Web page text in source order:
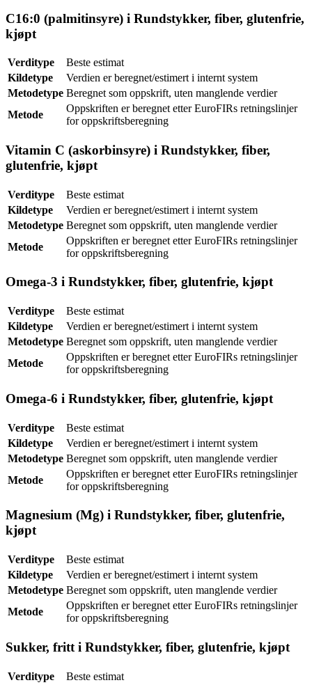
C16:0 (palmitinsyre) i Rundstykker, fiber, glutenfrie,
kjøpt
Verditype
Beste estimat
Kildetype
Verdien er beregnet/estimert i internt system
Metodetype Beregnet som oppskrift, uten manglende verdier
Metode
Oppskriften er beregnet etter EuroFIRs retningslinjer
for oppskriftsberegning
Vitamin C (askorbinsyre) i Rundstykker, fiber,
glutenfrie, kjøpt
Verditype
Beste estimat
Kildetype
Verdien er beregnet/estimert i internt system
Metodetype Beregnet som oppskrift, uten manglende verdier
Metode
Oppskriften er beregnet etter EuroFIRs retningslinjer
for oppskriftsberegning
Omega-3 i Rundstykker, fiber, glutenfrie, kjøpt
Verditype
Beste estimat
Kildetype
Verdien er beregnet/estimert i internt system
Metodetype Beregnet som oppskrift, uten manglende verdier
Metode
Oppskriften er beregnet etter EuroFIRs retningslinjer
for oppskriftsberegning
Omega-6 i Rundstykker, fiber, glutenfrie, kjøpt
Verditype
Beste estimat
Kildetype
Verdien er beregnet/estimert i internt system
Metodetype Beregnet som oppskrift, uten manglende verdier
Metode
Oppskriften er beregnet etter EuroFIRs retningslinjer
for oppskriftsberegning
Magnesium (Mg) i Rundstykker, fiber, glutenfrie,
kjøpt
Verditype
Beste estimat
Kildetype
Verdien er beregnet/estimert i internt system
Metodetype Beregnet som oppskrift, uten manglende verdier
Metode
Oppskriften er beregnet etter EuroFIRs retningslinjer
for oppskriftsberegning
Sukker, fritt i Rundstykker, fiber, glutenfrie, kjøpt
Verditype Beste estimat